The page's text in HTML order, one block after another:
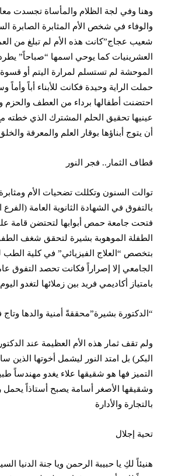
وهنا وفي لجة الظلام والمأساة تجسدت
والوفاء في شخص الأم المثابرة الصابرة
شعيب عجاج”كانت هذه الأم لم تبلغ من
العشرينيات كما يوحي اسمها “صباحاً” يطرد
الموحشة لم تستسلم لمرارة اليتم أو
حملت الراية وحيدة فكانت للأبناء أباً وأماً
احتضنت أطفالها برداء من العطف
عينيها تحقيق الحلم المشترك الذي خطته
أن يتوج أبناؤها بوقار العلم والمعرفة
قطاف الثمار.. فجر النور
توالت السنون وتكللت تضحيات الأم ومثابرة
بالتفوق في الشهادة الثانوية العامة
فتحت جامعة حمص أبوابها لتحتضن قامة
الطفلة الموهوبة بشيرة لتحقق شغف
بتخصص “العلاج الفيزيائي” في كلية الطب
الجامعي إلا إصراراً فكانت تحصد التفوق
بامتياز أكاديمي فريد بين زملائها لتغدو اليوم
“الدكتورة بشيرة”محققةً أمنية والدها وتاج
ولم تقف ثمار هذه الأم العظيمة عند
البكر) بل امتد النور ليشمل أخوتها الذين
التميز فها هو شقيقها علاء يغدو مهندساً
وشقيقها الأصغر أسامة يصبح أستاذاً يحمل
بالتجارة والأدارة
تحية إجلال
هنيئاً لكِ يا حبيبة الرحمن ويا جنة الدنيا